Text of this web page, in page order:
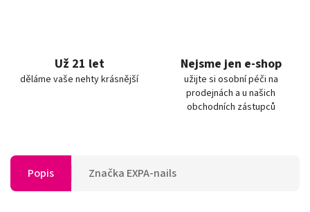
Už 21 let
děláme vaše nehty krásnější
Nejsme jen e-shop
užijte si osobní péči na
prodejnách a u našich
obchodních zástupců
Popis Značka EXPA-nails